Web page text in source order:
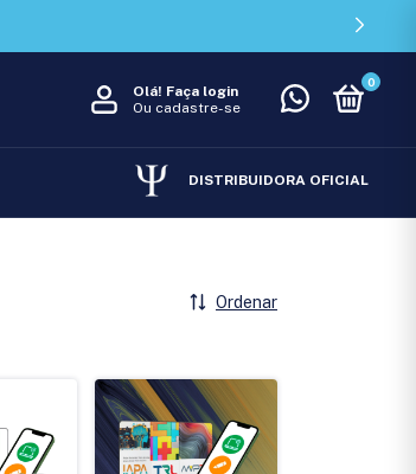
Olá! Faça login
Ou cadastre-se
0
DISTRIBUIDORA OFICIAL
Ordenar